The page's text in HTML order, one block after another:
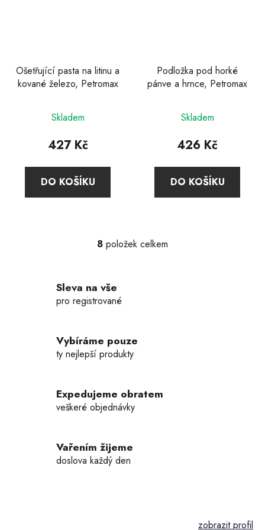
Ošetřující pasta na litinu a
kované železo, Petromax
Skladem
427 Kč
DO KOŠÍKU
Podložka pod horké
pánve a hrnce, Petromax
Skladem
426 Kč
DO KOŠÍKU
O
í
p
k
y
v
p
8 položek celkem
Sleva na vše
pro registrované
Vybíráme pouze
ty nejlepší produkty
Expedujeme obratem
veškeré objednávky
Vařením žijeme
doslova každý den